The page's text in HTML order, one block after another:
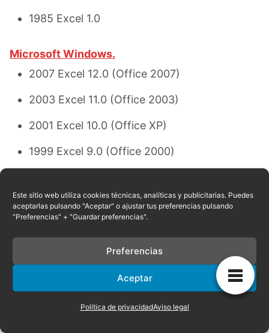
Este sitio web utiliza cookies técnicas, analíticas y publicitarias. Puedes
aceptarlas pulsando "Aceptar" o ajustar tus preferencias pulsando
"Preferencias" + "Guardar preferencias".
Aceptar
Preferencias
Política de privacidadAviso legal
1985 Excel 1.0
Microsoft Windows.
2007 Excel 12.0 (Office 2007)
2003 Excel 11.0 (Office 2003)
2001 Excel 10.0 (Office XP)
1999 Excel 9.0 (Office 2000)
1995 Excel 7.0 (Office ’95)
versión de 32-bit solo para Windows NT)